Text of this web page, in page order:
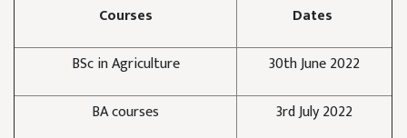
Courses
Dates
BSc in Agriculture
30th June 2022
BA courses
3rd July 2022